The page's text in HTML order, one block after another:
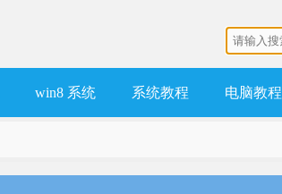
win8 系统 系统教程 电脑教程